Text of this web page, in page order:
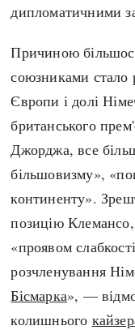
дипломатичними
Причиною
союзниками стало
Європи і долі
британського
Джорджа, все
більшовизму»,
континенту».
позицію
«проявом
розчленування
Бісмарка», —
колишнього